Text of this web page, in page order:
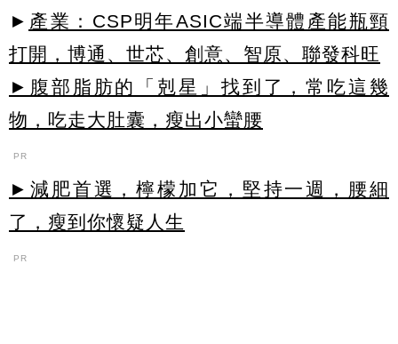
► 產業：CSP明年ASIC端半導體產能瓶頸
打開，博通、世芯、創意、智原、聯發科旺
►腹部脂肪的「剋星」找到了，常吃這幾
物，吃走大肚囊，瘦出小蠻腰
PR
►減肥首選，檸檬加它，堅持一週，腰細
了，瘦到你懷疑人生
PR